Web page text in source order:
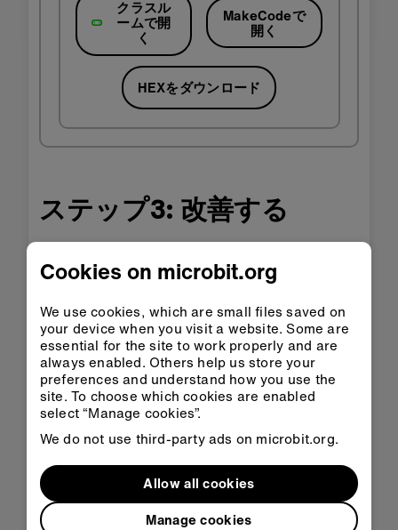
クラスル
ームで開
く
MakeCodeで
開く
HEXをダウンロード
ステップ3: 改善する
う。micro:bitのボタンやジェスチャーを使って、
テンポを変更して和音を速く再生しましょう。
MakeCode ではテンポブロックを使用できま
す。 Pythonでは、最初の音符の数字を変更しま
す:F4:4は、4オクターブのFを4の間再生するこ
とを意味します。 2 番目の 4 を小さい数字にし
て、何が起こるか見てみましょう。
ループを使用すると、和音がアルペジエーター(キ
ーが押され続ける限りアルペジオを演奏し続ける
機能で、ある種のキーボードやシンセサイザーに
あります)のように演奏し続けられます。
Cookies on microbit.org
We use cookies, which are small files saved on
your device when you visit a website. Some are
essential for the site to work properly and are
always enabled. Others help us store your
preferences and understand how you use the
site. To choose which cookies are enabled
select “Manage cookies”.
We do not use third-party ads on microbit.org.
Manage cookies
Allow all cookies